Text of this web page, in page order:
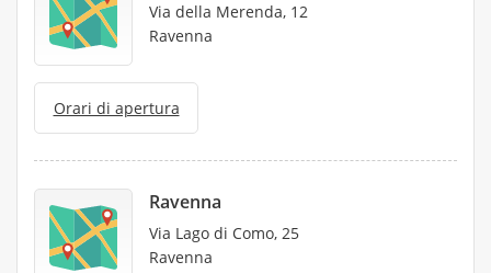
Via della Merenda, 12
Ravenna
Orari di apertura
Ravenna
Via Lago di Como, 25
Ravenna